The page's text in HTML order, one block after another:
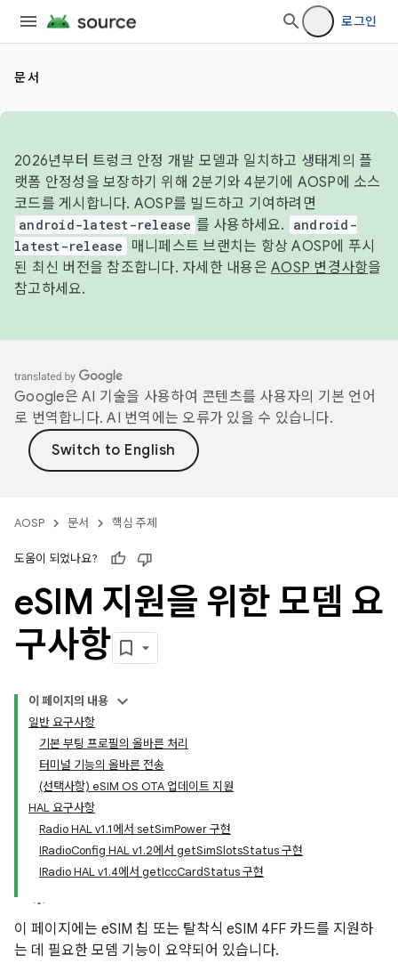
로그인
문서
2026년부터 트렁크 안정 개발 모델과 일치하고 생태계의 플
랫폼 안정성을 보장하기 위해 2분기와 4분기에 AOSP에 소스
코드를 게시합니다. AOSP를 빌드하고 기여하려면
android-latest-release 를 사용하세요.
android-
latest-release
매니페스트 브랜치는 항상 AOSP에 푸시
된 최신 버전을 참조합니다. 자세한 내용은 AOSP 변경사항을
참고하세요.
Google은 AI 기술을 사용하여 콘텐츠를 사용자의 기본 언어
로 번역합니다. AI 번역에는 오류가 있을 수 있습니다.
AOSP 문서 핵심 주제
도움이 되었나요?
eSIM 지원을 위한 모뎀 요
구사항
이 페이지의 내용
일반 요구사항
기본 부팅 프로필의 올바른 처리
터미널 기능의 올바른 전송
(선택사항) eSIM OS OTA 업데이트 지원
HAL 요구사항
Radio HAL v1.1에서 setSimPower 구현
IRadioConfig HAL v1.2에서 getSimSlotsStatus 구현
IRadio HAL v1.4에서 getIccCardStatus 구현
이 페이지에는 eSIM 칩 또는 탈착식 eSIM 4FF 카드를 지원하
는 데 필요한 모뎀 기능이 요약되어 있습니다.